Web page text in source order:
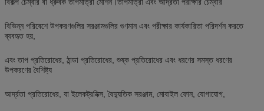
বিভিন্ন পরিবেশে উপকরণগুলির সরঞ্জামগুলির গুণমান এবং পরীক্ষার কার্যকারিতা পরিদর্শন করতে
ব্যবহৃত হয়,
এবং তাপ প্রতিরোধের, ঠান্ডা প্রতিরোধের, শুষ্ক প্রতিরোধের এবং ধরণের সমস্ত ধরণের
উপকরণের বৈশিষ্ট্য
আর্দ্রতা প্রতিরোধের, যা ইলেকট্রনিক্স, বৈদ্যুতিক সরঞ্জাম, মোবাইল ফোন, যোগাযোগ,